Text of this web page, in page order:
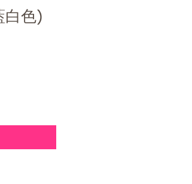
白色)